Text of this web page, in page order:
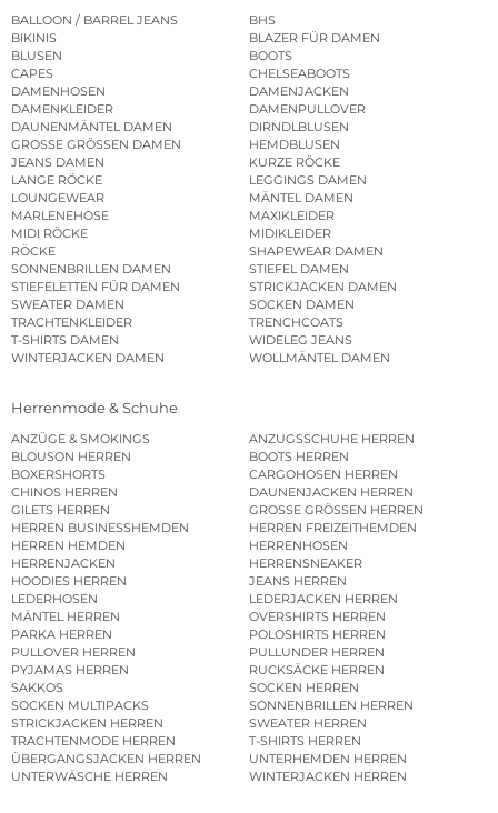
BALLOON / BARREL JEANS
BHS
BIKINIS
BLAZER FÜR DAMEN
BLUSEN
BOOTS
CAPES
CHELSEABOOTS
DAMENHOSEN
DAMENJACKEN
DAMENKLEIDER
DAMENPULLOVER
DAUNENMÄNTEL DAMEN
DIRNDLBLUSEN
GROSSE GRÖSSEN DAMEN
HEMDBLUSEN
JEANS DAMEN
KURZE RÖCKE
LANGE RÖCKE
LEGGINGS DAMEN
LOUNGEWEAR
MÄNTEL DAMEN
MARLENEHOSE
MAXIKLEIDER
MIDI RÖCKE
MIDIKLEIDER
RÖCKE
SHAPEWEAR DAMEN
SONNENBRILLEN DAMEN
STIEFEL DAMEN
STIEFELETTEN FÜR DAMEN
STRICKJACKEN DAMEN
SWEATER DAMEN
SOCKEN DAMEN
TRACHTENKLEIDER
TRENCHCOATS
T-SHIRTS DAMEN
WIDELEG JEANS
WINTERJACKEN DAMEN
WOLLMÄNTEL DAMEN
Herrenmode & Schuhe
ANZÜGE & SMOKINGS
ANZUGSSCHUHE HERREN
BLOUSON HERREN
BOOTS HERREN
BOXERSHORTS
CARGOHOSEN HERREN
CHINOS HERREN
DAUNENJACKEN HERREN
GILETS HERREN
GROSSE GRÖSSEN HERREN
HERREN BUSINESSHEMDEN
HERREN FREIZEITHEMDEN
HERREN HEMDEN
HERRENHOSEN
HERRENJACKEN
HERRENSNEAKER
HOODIES HERREN
JEANS HERREN
LEDERHOSEN
LEDERJACKEN HERREN
MÄNTEL HERREN
OVERSHIRTS HERREN
PARKA HERREN
POLOSHIRTS HERREN
PULLOVER HERREN
PULLUNDER HERREN
PYJAMAS HERREN
RUCKSÄCKE HERREN
SAKKOS
SOCKEN HERREN
SOCKEN MULTIPACKS
SONNENBRILLEN HERREN
STRICKJACKEN HERREN
SWEATER HERREN
TRACHTENMODE HERREN
T-SHIRTS HERREN
ÜBERGANGSJACKEN HERREN
UNTERHEMDEN HERREN
UNTERWÄSCHE HERREN
WINTERJACKEN HERREN